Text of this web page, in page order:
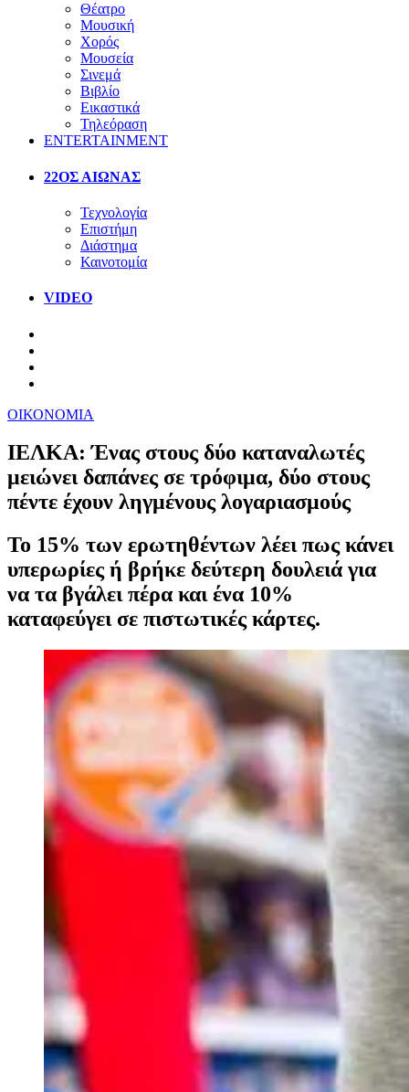
Θέατρο
Μουσική
Χορός
Μουσεία
Σινεμά
Βιβλίο
Εικαστικά
Τηλεόραση
ENTERTAINMENT
22ΟΣ ΑΙΩΝΑΣ
Τεχνολογία
Επιστήμη
Διάστημα
Καινοτομία
VIDEO
ΟΙΚΟΝΟΜΙΑ
ΙΕΛΚΑ: Ένας στους δύο καταναλωτές
μειώνει δαπάνες σε τρόφιμα, δύο στους
πέντε έχουν ληγμένους λογαριασμούς
Το 15% των ερωτηθέντων λέει πως κάνει
υπερωρίες ή βρήκε δεύτερη δουλειά για
να τα βγάλει πέρα και ένα 10%
καταφεύγει σε πιστωτικές κάρτες.